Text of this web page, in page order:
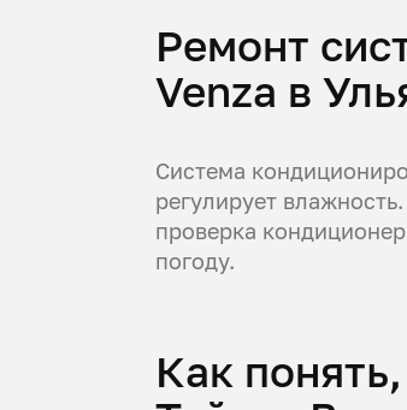
Ремонт
Venza в
Система
регулирует
проверка
погоду.
Как